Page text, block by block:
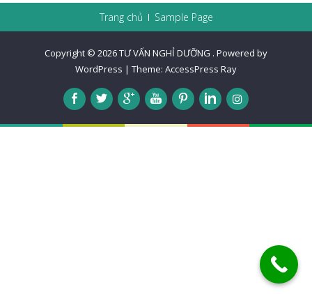
Trang chủ Sample Page
Copyright © 2026TƯ VẤN NGHỈ DƯỠNG . Powered by
WordPress | Theme: AccessPress Ray